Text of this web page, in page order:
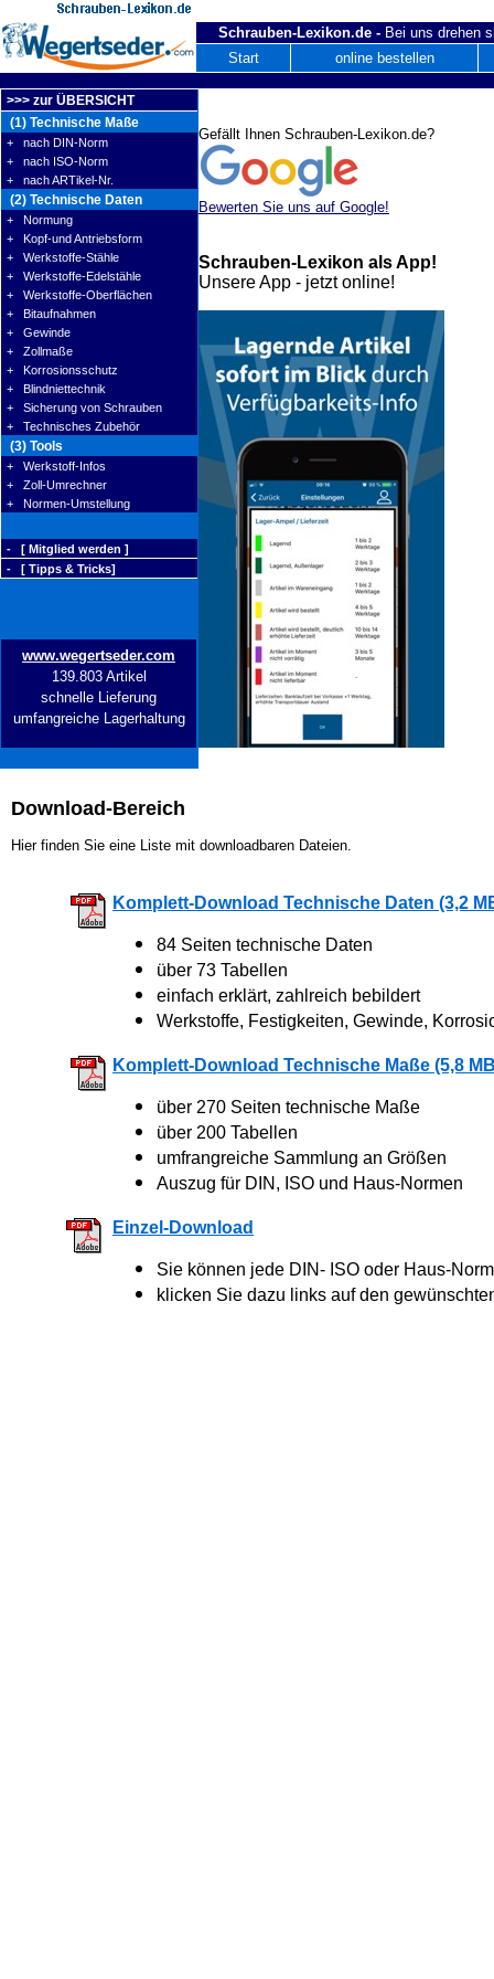
Schrauben-Lexikon.de - Bei uns drehen
Start
online bestellen
>>> zur ÜBERSICHT
(1) Technische Maße
+ nach DIN-Norm
+ nach ISO-Norm
+ nach ARTikel-Nr.
(2) Technische Daten
+ Normung
+ Kopf-und Antriebsform
+ Werkstoffe-Stähle
+ Werkstoffe-Edelstähle
+ Werkstoffe-Oberflächen
+ Bitaufnahmen
+ Gewinde
+ Zollmaße
+ Korrosionsschutz
+ Blindniettechnik
+ Sicherung von Schrauben
+ Technisches Zubehör
(3) Tools
+ Werkstoff-Infos
+ Zoll-Umrechner
+ Normen-Umstellung
- [ Mitglied werden ]
- [ Tipps & Tricks]
www.wegertseder.com
139.803 Artikel
schnelle Lieferung
umfangreiche Lagerhaltung
Download-Bereich
Hier finden Sie eine Liste mit downloadbaren Dateien.
Komplett-Download Technische Daten (3,2
84 Seiten technische Daten
über 73 Tabellen
einfach erklärt, zahlreich bebildert
Werkstoffe, Festigkeiten, Gewinde,
Komplett-Download Technische Maße (5,8
über 270 Seiten technische Maße
über 200 Tabellen
umfrangreiche Sammlung an Größen
Auszug für DIN, ISO und Haus-Normen
Einzel-Download
Sie können jede DIN- ISO oder Haus-
klicken Sie dazu links auf den
Gefällt Ihnen Schrauben-Lexikon.de?
Bewerten Sie uns auf Google!
Schrauben-Lexikon als App!
Unsere App - jetzt online!